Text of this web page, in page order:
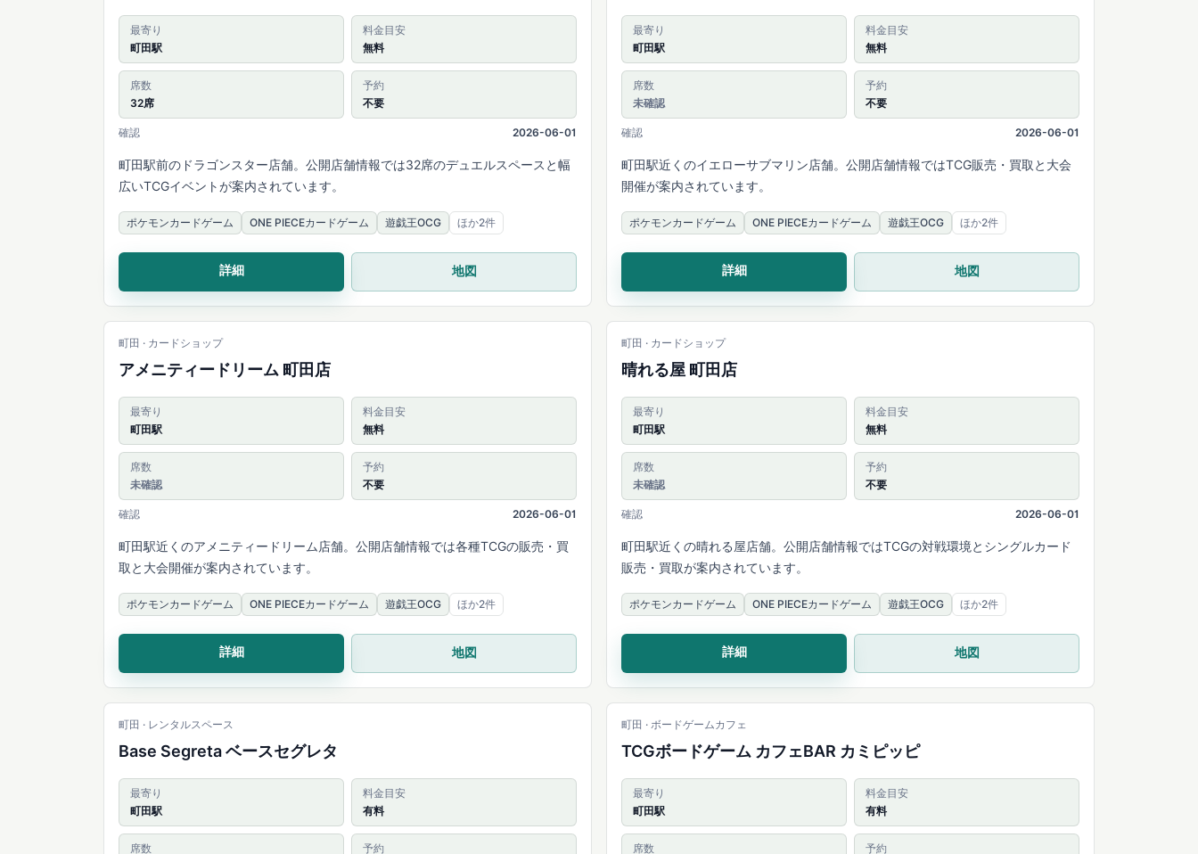
最寄り
町田駅
料金目安
無料
席数
32席
予約
不要
確認 2026-06-01
町田駅前のドラゴンスター店舗。公開店舗情報では32席のデュエルスペースと幅
広いTCGイベントが案内されています。
ポケモンカードゲーム ONE PIECEカードゲーム 遊戯王OCG ほか2件
詳細 地図
最寄り
町田駅
料金目安
無料
席数
未確認
予約
不要
確認 2026-06-01
町田駅近くのイエローサブマリン店舗。公開店舗情報ではTCG販売・買取と大会
開催が案内されています。
ポケモンカードゲーム ONE PIECEカードゲーム 遊戯王OCG ほか2件
詳細 地図
町田 · カードショップ
アメニティードリーム 町田店
最寄り
町田駅
料金目安
無料
席数
未確認
予約
不要
確認 2026-06-01
町田駅近くのアメニティードリーム店舗。公開店舗情報では各種TCGの販売・買
取と大会開催が案内されています。
ポケモンカードゲーム ONE PIECEカードゲーム 遊戯王OCG ほか2件
詳細 地図
町田 · カードショップ
晴れる屋 町田店
最寄り
町田駅
料金目安
無料
席数
未確認
予約
不要
確認 2026-06-01
町田駅近くの晴れる屋店舗。公開店舗情報ではTCGの対戦環境とシングルカード
販売・買取が案内されています。
ポケモンカードゲーム ONE PIECEカードゲーム 遊戯王OCG ほか2件
詳細 地図
町田 · レンタルスペース
Base Segreta ベースセグレタ
最寄り
町田駅
料金目安
有料
席数 予約
町田 · ボードゲームカフェ
TCGボードゲーム カフェBAR カミピッピ
最寄り
町田駅
料金目安
有料
席数 予約